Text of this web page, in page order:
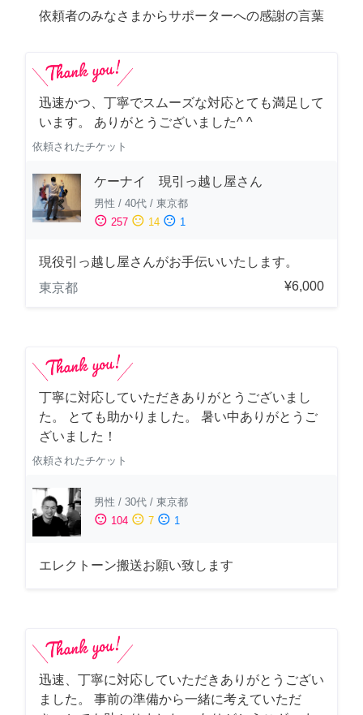
依頼者のみなさまからサポーターへの感謝の言葉
迅速かつ、丁寧でスムーズな対応とても満足して
います。 ありがとうございました^ ^
依頼されたチケット
ケーナイ 現引っ越し屋さん
男性 / 40代 / 東京都
sentiment_satisfied 257 sentiment_neutral 14 sentiment_dissatisfied 1
現役引っ越し屋さんがお手伝いいたします。
東京都
¥6,000
丁寧に対応していただきありがとうございまし
た。 とても助かりました。 暑い中ありがとうご
ざいました！
依頼されたチケット
男性 / 30代 / 東京都
sentiment_satisfied 104 sentiment_neutral 7 sentiment_dissatisfied 1
エレクトーン搬送お願い致します
迅速、丁寧に対応していただきありがとうござい
ました。 事前の準備から一緒に考えていただ